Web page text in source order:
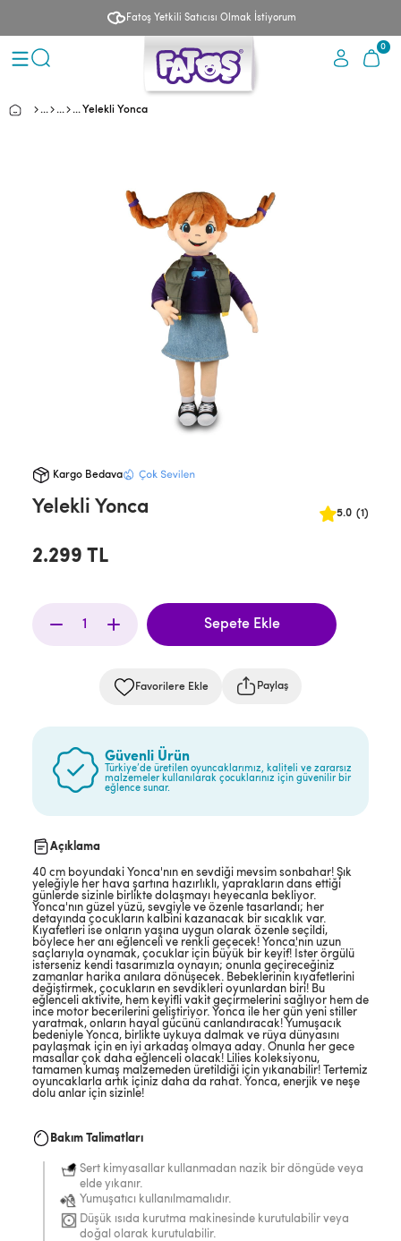
Fatoş Yetkili Satıcısı Olmak İstiyorum
0
Yelekli Yonca
Kargo Bedava
Yelekli Yonca 5.0 (1)
2.299 TL
Favorilere Ekle Paylaş
Güvenli Ürün
Türkiye’de üretilen oyuncaklarımız, kaliteli ve zararsız
malzemeler kullanılarak çocuklarınız için güvenilir bir
eğlence sunar.
Açıklama
40 cm boyundaki Yonca'nın en sevdiği mevsim sonbahar! Şık
yeleğiyle her hava şartına hazırlıklı, yaprakların dans ettiği
günlerde sizinle birlikte dolaşmayı heyecanla bekliyor.
Yonca'nın güzel yüzü, sevgiyle ve özenle tasarlandı; her
detayında çocukların kalbini kazanacak bir sıcaklık var.
Kıyafetleri ise onların yaşına uygun olarak özenle seçildi,
böylece her anı eğlenceli ve renkli geçecek! Yonca'nın uzun
saçlarıyla oynamak, çocuklar için büyük bir keyif! İster örgülü
isterseniz kendi tasarımızla oynayın; onunla geçireceğiniz
zamanlar harika anılara dönüşecek. Bebeklerinin kıyafetlerini
değiştirmek, çocukların en sevdikleri oyunlardan biri! Bu
eğlenceli aktivite, hem keyifli vakit geçirmelerini sağlıyor hem de
ince motor becerilerini geliştiriyor. Yonca ile her gün yeni stiller
yaratmak, onların hayal gücünü canlandıracak! Yumuşacık
bedeniyle Yonca, birlikte uykuya dalmak ve rüya dünyasını
paylaşmak için en iyi arkadaş olmaya aday. Onunla her gece
masallar çok daha eğlenceli olacak! Lilies koleksiyonu,
tamamen kumaş malzemeden üretildiği için yıkanabilir! Tertemiz
oyuncaklarla artık içiniz daha da rahat. Yonca, enerjik ve neşe
dolu anlar için sizinle!
Bakım Talimatları
Sert kimyasallar kullanmadan nazik bir döngüde veya
elde yıkanır.
Yumuşatıcı kullanılmamalıdır.
Düşük ısıda kurutma makinesinde kurutulabilir veya
doğal olarak kurutulabilir.